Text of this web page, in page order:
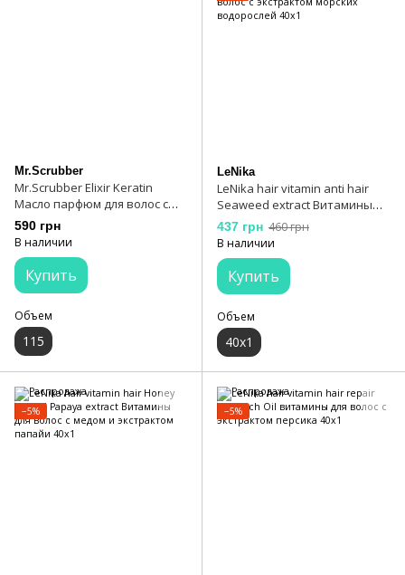
Mr.Scrubber
Mr.Scrubber Elixir Keratin
Масло парфюм для волос с
кератином
590 грн
В наличии
Купить
Объем
115
LeNika
LeNika hair vitamin anti hair
Seaweed extract Витамины
для волос с экстрактом
морских водорослей 40х1
437 грн 460 грн
В наличии
Купить
Объем
40х1
−5% −5%